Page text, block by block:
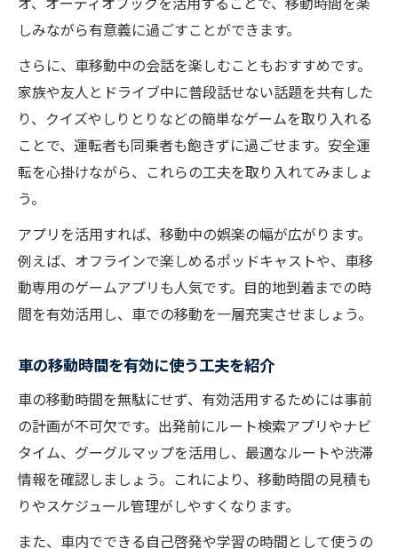
しみながら有意義に過ごすことができます。
さらに、車移動中の会話を楽しむこともおすすめです。
家族や友人とドライブ中に普段話せない話題を共有した
り、クイズやしりとりなどの簡単なゲームを取り入れる
ことで、運転者も同乗者も飽きずに過ごせます。安全運
転を心掛けながら、これらの工夫を取り入れてみましょ
う。
アプリを活用すれば、移動中の娯楽の幅が広がります。
例えば、オフラインで楽しめるポッドキャストや、車移
動専用のゲームアプリも人気です。目的地到着までの時
間を有効活用し、車での移動を一層充実させましょう。
車の移動時間を有効に使う工夫を紹介
車の移動時間を無駄にせず、有効活用するためには事前
の計画が不可欠です。出発前にルート検索アプリやナビ
タイム、グーグルマップを活用し、最適なルートや渋滞
情報を確認しましょう。これにより、移動時間の見積も
りやスケジュール管理がしやすくなります。
また、車内でできる自己啓発や学習の時間として使うの